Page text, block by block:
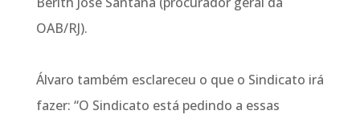
OAB/RJ).
Álvaro também esclareceu o que o Sindicato irá
fazer: “O Sindicato está pedindo a essas